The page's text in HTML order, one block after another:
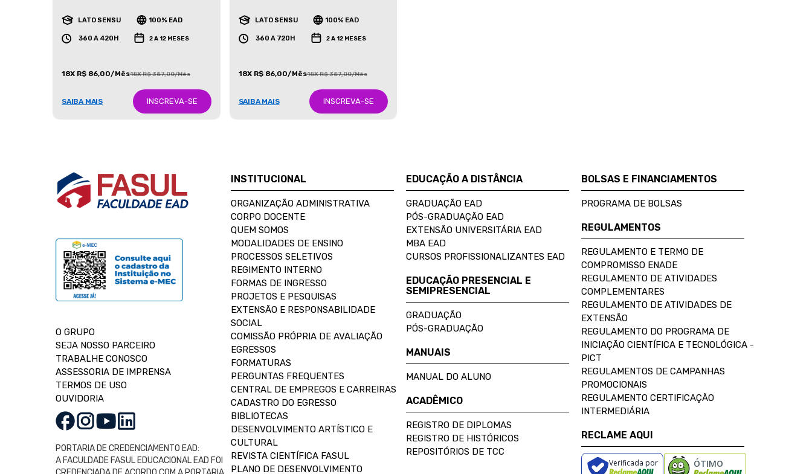
LATO SENSU 100% EAD
360 A 420H 2 A 12 MESES
18X R$ 86,00/Mês18X R$ 387,00/Mês
SAIBA MAIS INSCREVA-SE
LATO SENSU 100% EAD
360 A 720H 2 A 12 MESES
18X R$ 86,00/Mês18X R$ 387,00/Mês
SAIBA MAIS INSCREVA-SE
O GRUPO
SEJA NOSSO PARCEIRO
TRABALHE CONOSCO
ASSESSORIA DE IMPRENSA
TERMOS DE USO
OUVIDORIA
PORTARIA DE CREDENCIAMENTO EAD:
A FACULDADE FASUL EDUCACIONAL EAD FOI
INSTITUCIONAL
ORGANIZAÇÃO ADMINISTRATIVA
CORPO DOCENTE
QUEM SOMOS
MODALIDADES DE ENSINO
PROCESSOS SELETIVOS
REGIMENTO INTERNO
FORMAS DE INGRESSO
PROJETOS E PESQUISAS
EXTENSÃO E RESPONSABILIDADE
SOCIAL
COMISSÃO PRÓPRIA DE AVALIAÇÃO
EGRESSOS
FORMATURAS
PERGUNTAS FREQUENTES
CENTRAL DE EMPREGOS E CARREIRAS
CADASTRO DO EGRESSO
BIBLIOTECAS
DESENVOLVIMENTO ARTÍSTICO E
CULTURAL
REVISTA CIENTÍFICA FASUL
PLANO DE DESENVOLVIMENTO
EDUCAÇÃO A DISTÂNCIA
GRADUAÇÃO EAD
PÓS-GRADUAÇÃO EAD
EXTENSÃO UNIVERSITÁRIA EAD
MBA EAD
CURSOS PROFISSIONALIZANTES EAD
EDUCAÇÃO PRESENCIAL E
SEMIPRESENCIAL
GRADUAÇÃO
PÓS-GRADUAÇÃO
MANUAIS
MANUAL DO ALUNO
ACADÊMICO
REGISTRO DE DIPLOMAS
REGISTRO DE HISTÓRICOS
REPOSITÓRIOS DE TCC
BOLSAS E FINANCIAMENTOS
PROGRAMA DE BOLSAS
REGULAMENTOS
REGULAMENTO E TERMO DE
COMPROMISSO ENADE
REGULAMENTO DE ATIVIDADES
COMPLEMENTARES
REGULAMENTO DE ATIVIDADES DE
EXTENSÃO
REGULAMENTO DO PROGRAMA DE
INICIAÇÃO CIENTÍFICA E TECNOLÓGICA -
PICT
REGULAMENTOS DE CAMPANHAS
PROMOCIONAIS
REGULAMENTO CERTIFICAÇÃO
INTERMEDIÁRIA
RECLAME AQUI
Verificada por ÓTIMO